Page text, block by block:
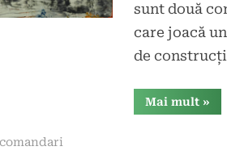
sunt două
care joacă
de
Mai mult“Ce
»